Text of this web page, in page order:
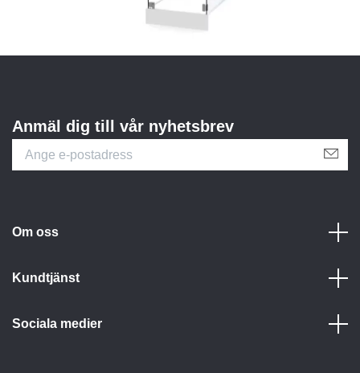
Anmäl dig till vår nyhetsbrev
Om oss
Kundtjänst
Sociala medier